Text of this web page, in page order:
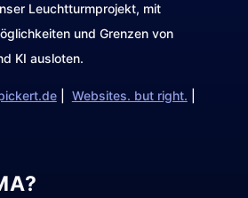
Leuchtturmprojekt, mit
und Grenzen von
KI ausloten.
| Websites. but right.